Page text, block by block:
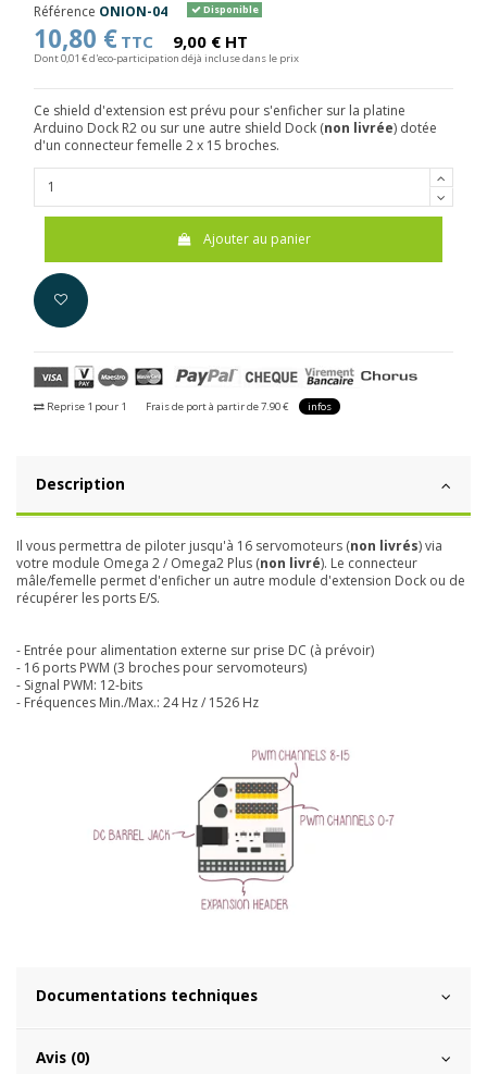
Référence ONION-04 Disponible
10,80 € TTC 9,00 € HT
Dont 0,01 € d'eco-participation déjà incluse dans le prix
Ce shield d'extension est prévu pour s'enficher sur la platine
Arduino Dock R2 ou sur une autre shield Dock (non livrée) dotée
d'un connecteur femelle 2 x 15 broches.
Ajouter au panier
Reprise 1 pour 1 Frais de port à partir de 7.90 € infos
Description
Il vous permettra de piloter jusqu'à 16 servomoteurs (non livrés) via
votre module Omega 2 / Omega2 Plus (non livré). Le connecteur
mâle/femelle permet d'enficher un autre module d'extension Dock ou de
récupérer les ports E/S.
- Entrée pour alimentation externe sur prise DC (à prévoir)
- 16 ports PWM (3 broches pour servomoteurs)
- Signal PWM: 12-bits
- Fréquences Min./Max.: 24 Hz / 1526 Hz
Documentations techniques
Avis (0)